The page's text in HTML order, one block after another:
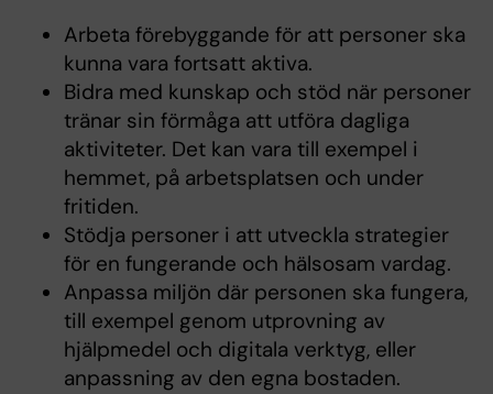
Arbeta förebyggande för att personer ska
kunna vara fortsatt aktiva.
Bidra med kunskap och stöd när personer
tränar sin förmåga att utföra dagliga
aktiviteter. Det kan vara till exempel i
hemmet, på arbetsplatsen och under
fritiden.
Stödja personer i att utveckla strategier
för en fungerande och hälsosam vardag.
Anpassa miljön där personen ska fungera,
till exempel genom utprovning av
hjälpmedel och digitala verktyg, eller
anpassning av den egna bostaden.